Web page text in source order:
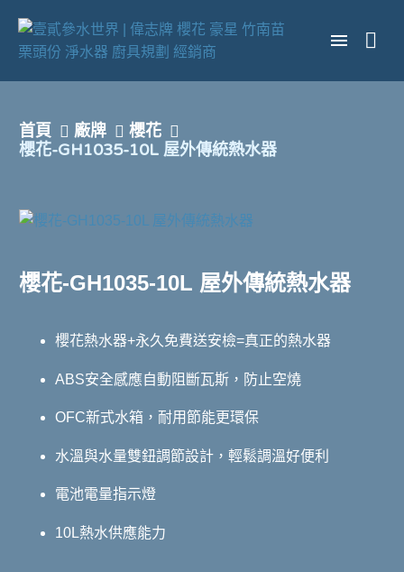
首頁 廠牌 櫻花
櫻花-GH1035-10L 屋外傳統熱水器
櫻花-GH1035-10L 屋外傳統熱水器
櫻花熱水器+永久免費送安檢=真正的熱水器
ABS安全感應自動阻斷瓦斯，防止空燒
OFC新式水箱，耐用節能更環保
水溫與水量雙鈕調節設計，輕鬆調溫好便利
電池電量指示燈
10L熱水供應能力